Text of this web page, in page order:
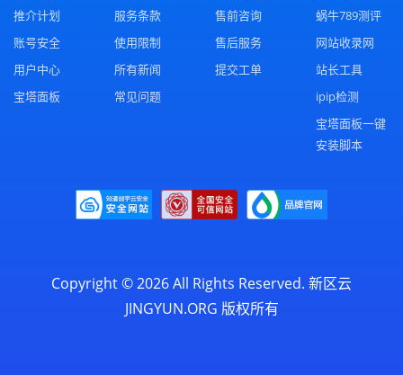
推介计划
账号安全
用户中心
宝塔面板
服务条款
使用限制
所有新闻
常见问题
售前咨询
售后服务
提交工单
蜗牛789测评
网站收录网
站长工具
ipip检测
宝塔面板一键
安装脚本
Copyright © 2026 All Rights Reserved. 新区云
JINGYUN.ORG 版权所有